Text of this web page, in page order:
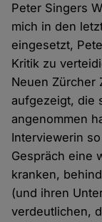
Peter Singers
mich in den
eingesetzt,
Kritik zu
Neuen Zürcher
aufgezeigt, die
angenommen
Interviewerin
Gespräch eine
kranken,
(und ihren
verdeutlichen,